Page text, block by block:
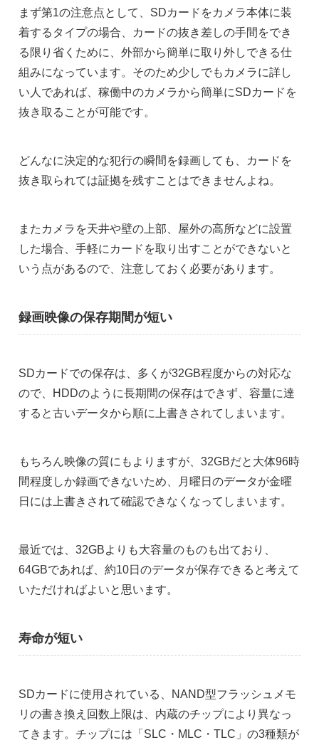
まず第1の注意点として、SDカードをカメラ本体に装
着するタイプの場合、カードの抜き差しの手間をでき
る限り省くために、外部から簡単に取り外しできる仕
組みになっています。そのため少しでもカメラに詳し
い人であれば、稼働中のカメラから簡単にSDカードを
抜き取ることが可能です。
どんなに決定的な犯行の瞬間を録画しても、カードを
抜き取られては証拠を残すことはできませんよね。
またカメラを天井や壁の上部、屋外の高所などに設置
した場合、手軽にカードを取り出すことができないと
いう点があるので、注意しておく必要があります。
録画映像の保存期間が短い
SDカードでの保存は、多くが32GB程度からの対応な
ので、HDDのように長期間の保存はできず、容量に達
すると古いデータから順に上書きされてしまいます。
もちろん映像の質にもよりますが、32GBだと大体96時
間程度しか録画できないため、月曜日のデータが金曜
日には上書きされて確認できなくなってしまいます。
最近では、32GBよりも大容量のものも出ており、
64GBであれば、約10日のデータが保存できると考えて
いただければよいと思います。
寿命が短い
SDカードに使用されている、NAND型フラッシュメモ
リの書き換え回数上限は、内蔵のチップにより異なっ
てきます。チップには「SLC・MLC・TLC」の3種類が